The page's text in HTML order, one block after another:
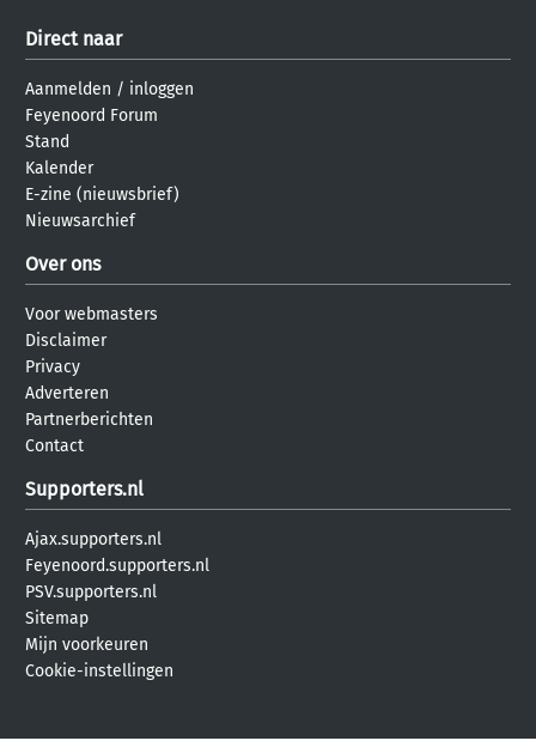
Direct naar
Aanmelden / inloggen
Feyenoord Forum
Stand
Kalender
E-zine (nieuwsbrief)
Nieuwsarchief
Over ons
Voor webmasters
Disclaimer
Privacy
Adverteren
Partnerberichten
Contact
Supporters.nl
Ajax.supporters.nl
Feyenoord.supporters.nl
PSV.supporters.nl
Sitemap
Mijn voorkeuren
Cookie-instellingen